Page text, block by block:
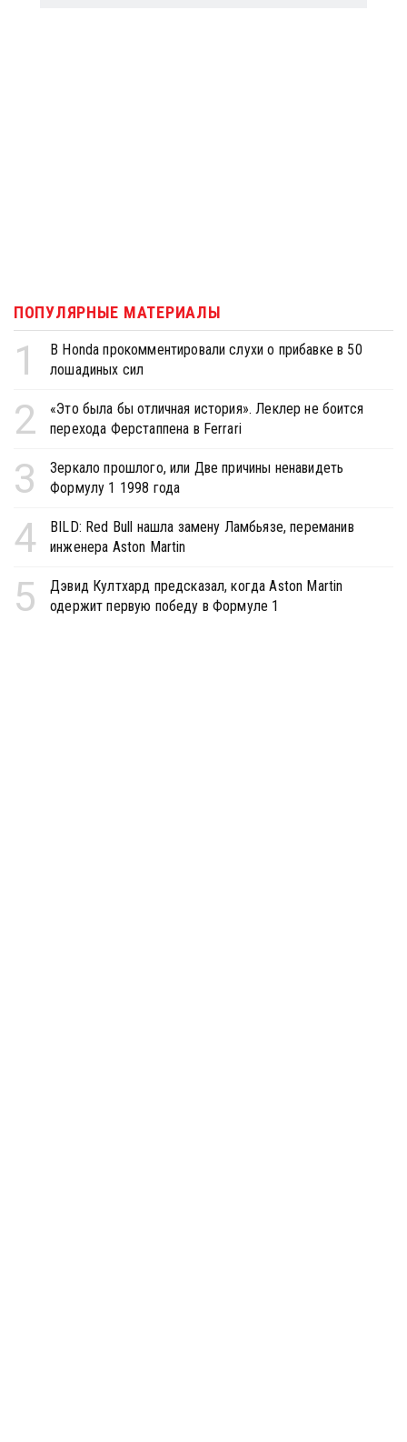
ПОПУЛЯРНЫЕ МАТЕРИАЛЫ
1
В Honda прокомментировали слухи о прибавке в 50
лошадиных сил
2
«Это была бы отличная история». Леклер не боится
перехода Ферстаппена в Ferrari
3
Зеркало прошлого, или Две причины ненавидеть
Формулу 1 1998 года
4
BILD: Red Bull нашла замену Ламбьязе, переманив
инженера Aston Martin
5
Дэвид Култхард предсказал, когда Aston Martin
одержит первую победу в Формуле 1